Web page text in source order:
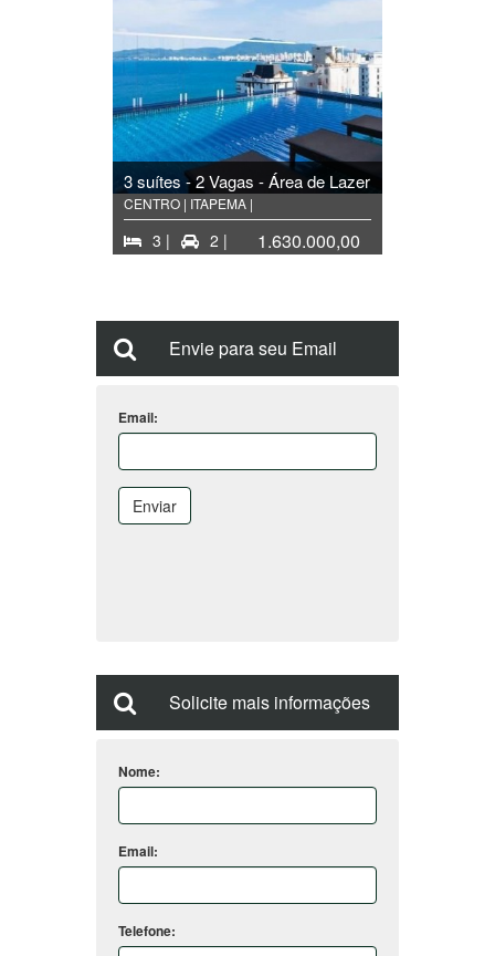
3 suítes - 2 Vagas - Área de Lazer
CENTRO | ITAPEMA |
3 | 2 | 1.630.000,00
Envie para seu Email
Email:
Enviar
Solicite mais informações
Nome:
Email:
Telefone: